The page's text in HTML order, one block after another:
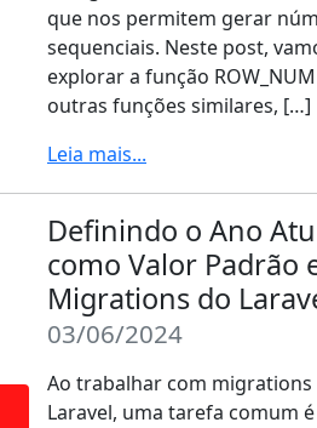
que nos permitem gerar
sequenciais. Neste post,
explorar a função
outras funções similares, […]
Leia mais...
Definindo o Ano
como Valor Padrão
Migrations do
03/06/2024
Ao trabalhar com migrations
Laravel, uma tarefa comum